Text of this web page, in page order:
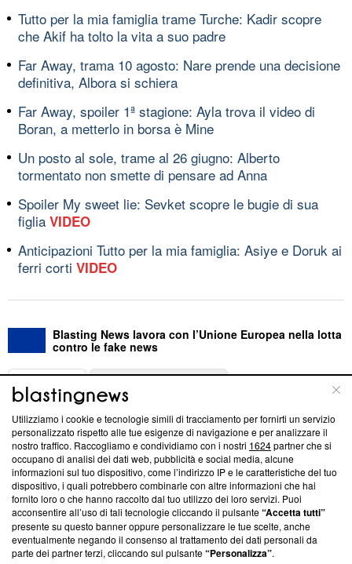
Tutto per la mia famiglia trame Turche: Kadir scopre
che Akif ha tolto la vita a suo padre
Far Away, trama 10 agosto: Nare prende una decisione
definitiva, Albora si schiera
Far Away, spoiler 1ª stagione: Ayla trova il video di
Boran, a metterlo in borsa è Mine
Un posto al sole, trame al 26 giugno: Alberto
tormentato non smette di pensare ad Anna
Spoiler My sweet lie: Sevket scopre le bugie di sua
figlia VIDEO
Anticipazioni Tutto per la mia famiglia: Asiye e Doruk ai
ferri corti VIDEO
Blasting News lavora con l’Unione Europea nella lotta
contro le fake news
ABOUT
Questa sezione offre informazioni trasparenti su Blasting
News, sui nostri processi editoriali e su come ci impegniamo a
creare news di qualità. Inoltre, afferma la nostra aderenza a
‘Trust Project - News with Integrity’Blasting News non è
ancora membro del programma, ma ha richiesto di farne
parte; Trust Project non ha ancora effettuato una verifica di
conformità agli standard.
Su di noi
Utilizziamo i cookie e tecnologie simili di tracciamento per fornirti un servizio
personalizzato rispetto alle tue esigenze di navigazione e per analizzare il
nostro traffico. Raccogliamo e condividiamo con i nostri 1624partner che si
occupano di analisi dei dati web, pubblicità e social media, alcune
informazioni sul tuo dispositivo, come l’indirizzo IP e le caratteristiche del tuo
dispositivo, i quali potrebbero combinarle con altre informazioni che hai
fornito loro o che hanno raccolto dal tuo utilizzo dei loro servizi. Puoi
acconsentire all’uso di tali tecnologie cliccando il pulsante“Accetta tutti”
presente su questo banner oppure personalizzare le tue scelte, anche
eventualmente negando il consenso al trattamento dei dati personali da
parte dei partner terzi, cliccando sul pulsante“Personalizza”.